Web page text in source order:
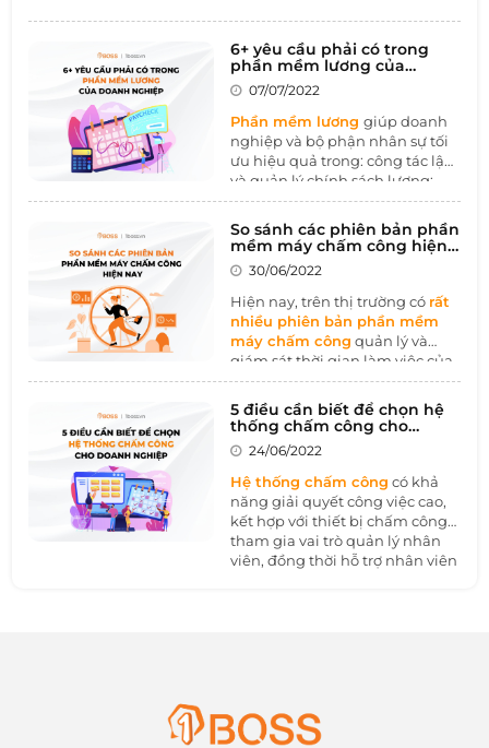
nghiệm và tài năng có thể là
một thách thức. Đó là lý do tại
sao ngày càng có nhiều doanh
và điều chỉnh lại lương
thưởng của họ dưới dạngTotal
Rewards.
6+ yêu cầu phải có trong
phần mềm lương của
doanh nghiệp
07/07/2022
Phần mềm lươnggiúp doanh
nghiệp và bộ phận nhân sự tối
ưu hiệu quả trong: công tác lập
và quản lý chính sách lương;
tính toán tiền lương; và kiểm
soát các thay đổi có liên quan
đến quy định chung và người
lao động. Phần mềm lương
thường là một phần trong tổng
thể phần mềm quản lý nhân sự
toàn diện, doanh nghiệp càng
lớn thì yêu cầu về phần mềm
lương càng nhiều, và vai trò của
So sánh các phiên bản phần
mềm máy chấm công hiện
nay30/06/2022
Hiện nay, trên thị trường có rất
nhiều phiên bản phần mềm
máy chấm công quản lý và
giám sát thời gian làm việc của
nhân viên khác nhau. Việc lựa
chọn thích hợp phần mềm
chấm công đang là vấn đề nan
giải của nhiều doanh nghiệp. Vì
thế, hãy cùng
và so sánh xem phiên bản nào
của phần mềm tối ưu nhất nhé!
5 điều cần biết để chọn hệ
thống chấm công cho
doanh nghiệp
24/06/2022
Hệ thống chấm công có khả
năng giải quyết công việc cao,
kết hợp với thiết bị chấm công
tham gia vai trò quản lý nhân
viên, đồng thời hỗ trợ nhân viên
mang lại hiệu quả công việc
cao.